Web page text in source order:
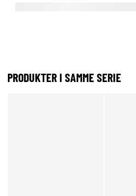
PRODUKTER I SAMME SERIE